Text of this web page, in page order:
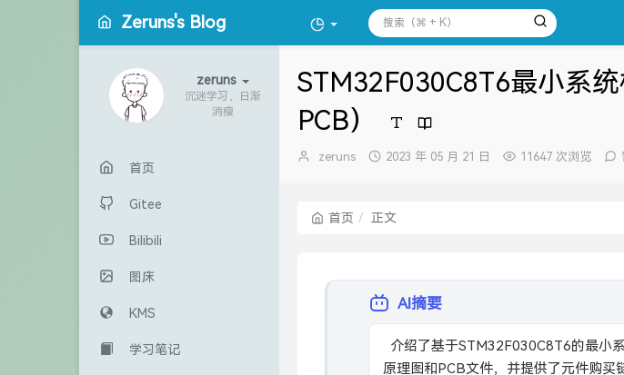
Zeruns's Blog
zeruns
沉迷学习，日渐
消瘦
首页
Gitee
Bilibili
图床
KMS
学习笔记
STM32F030C8T6最小系
PCB）
博
zeruns
发
2023 年 05 月 21 日 11647 次浏览
首页 正文
AI摘要
原理图和PCB文件，并提供了元件购买